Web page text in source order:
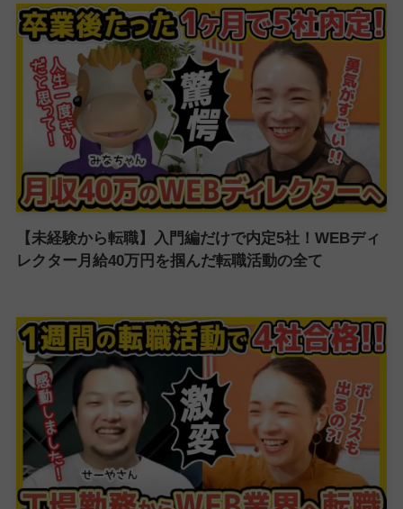
【未経験から転職】入門編だけで内定5社！WEBディ
レクター月給40万円を掴んだ転職活動の全て